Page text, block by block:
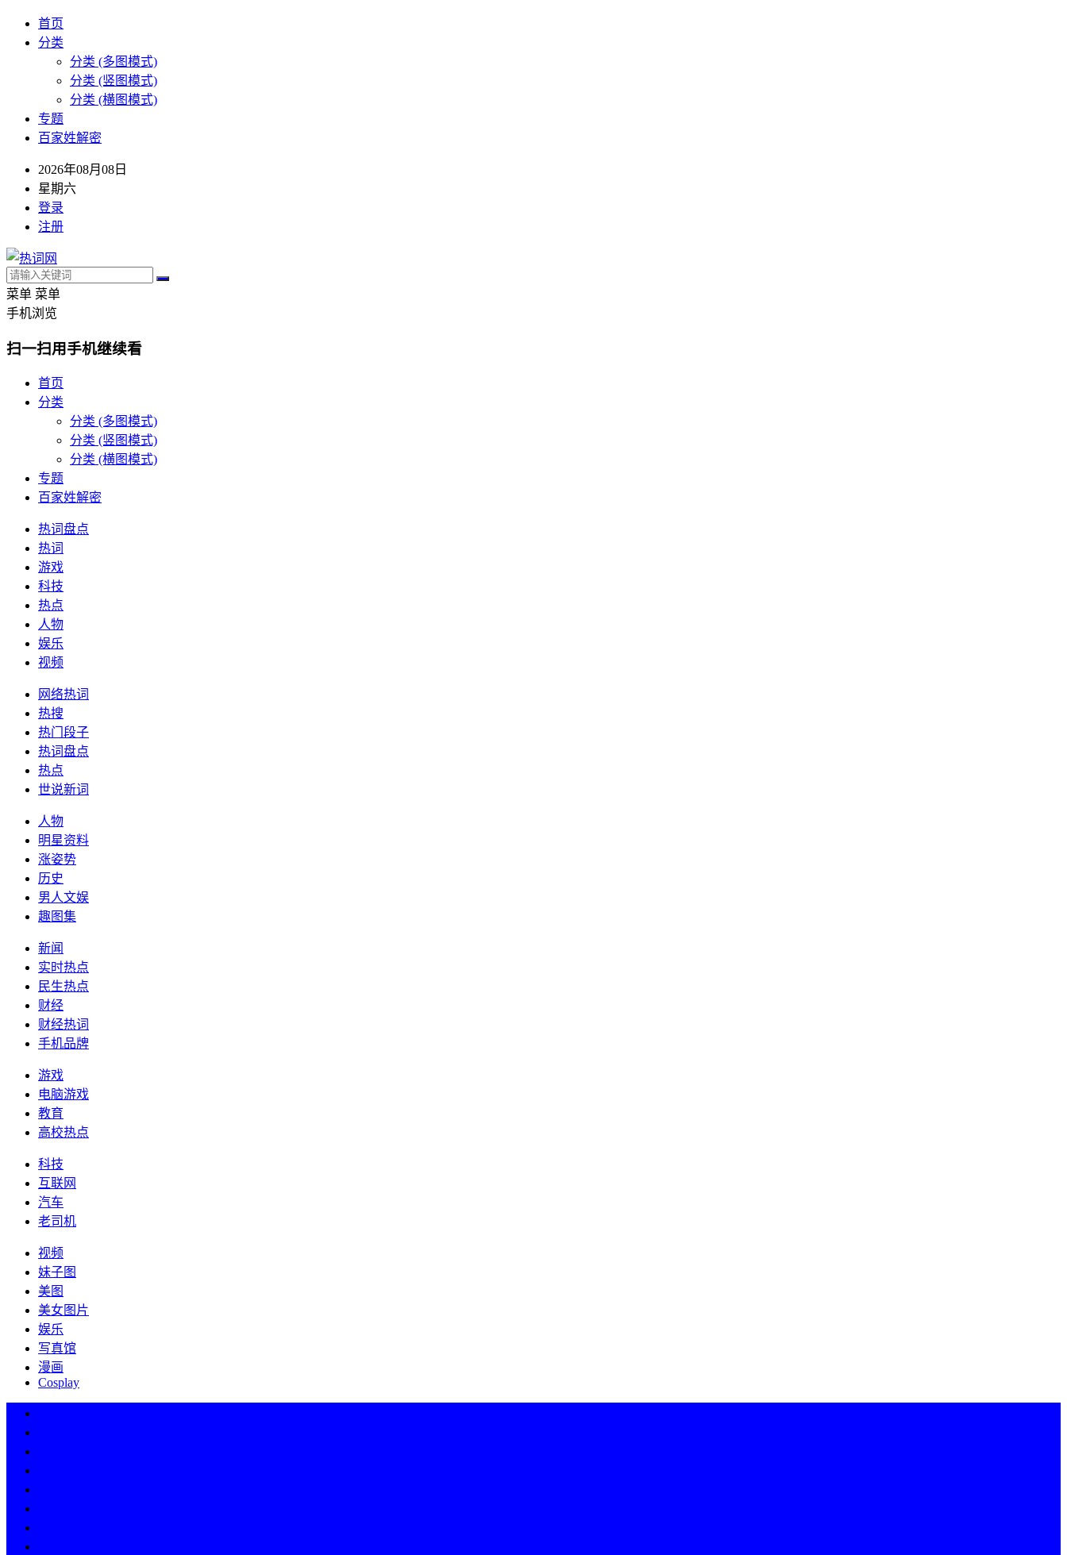
首页
分类
分类 (多图模式)
分类 (竖图模式)
分类 (横图模式)
专题
百家姓解密
2026年08月08日
星期六
登录
注册
菜单 菜单
手机浏览
扫一扫用手机继续看
首页
分类
分类 (多图模式)
分类 (竖图模式)
分类 (横图模式)
专题
百家姓解密
热词盘点
热词
游戏
科技
热点
人物
娱乐
视频
网络热词
热搜
热门段子
热词盘点
热点
世说新词
人物
明星资料
涨姿势
历史
男人文娱
趣图集
新闻
实时热点
民生热点
财经
财经热词
手机品牌
游戏
电脑游戏
教育
高校热点
科技
互联网
汽车
老司机
视频
妹子图
美图
美女图片
娱乐
写真馆
漫画
Cosplay